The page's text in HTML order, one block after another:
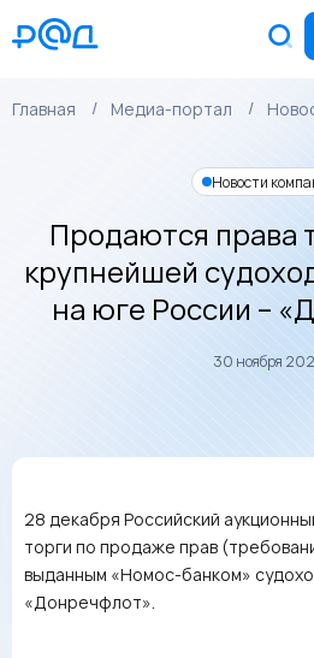
Главная Медиа-портал
Новости
Продаются права
крупнейшей
на юге России –
30 ноября
28 декабря Российский
торги по продаже прав
выданным «Номос-банком»
«Донречфлот».